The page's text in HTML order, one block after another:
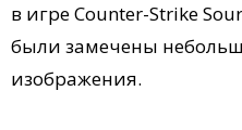
в игре Counter-Strike
были замечены
изображения.